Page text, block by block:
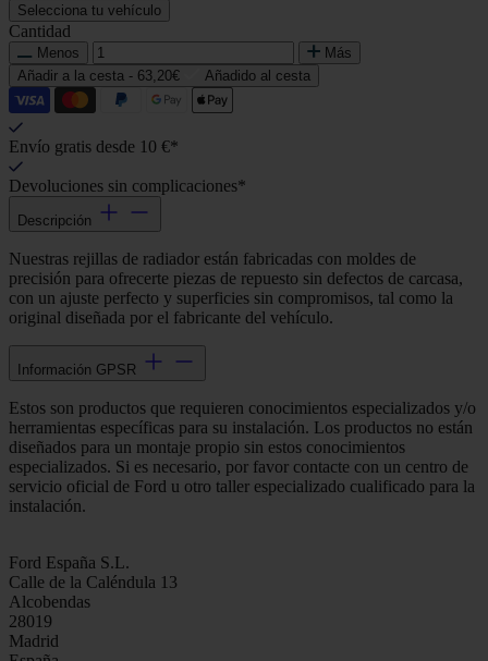
Selecciona tu vehículo
Cantidad
Menos
Más
Añadir a la cesta - 63,20€ Añadido al cesta
Envío gratis desde 10 €*
Devoluciones sin complicaciones*
Descripción
Nuestras rejillas de radiador están fabricadas con moldes de
precisión para ofrecerte piezas de repuesto sin defectos de carcasa,
con un ajuste perfecto y superficies sin compromisos, tal como la
original diseñada por el fabricante del vehículo.
Información GPSR
Estos son productos que requieren conocimientos especializados y/o
herramientas específicas para su instalación. Los productos no están
diseñados para un montaje propio sin estos conocimientos
especializados. Si es necesario, por favor contacte con un centro de
servicio oficial de Ford u otro taller especializado cualificado para la
instalación.
Ford España S.L.
Calle de la Caléndula 13
Alcobendas
28019
Madrid